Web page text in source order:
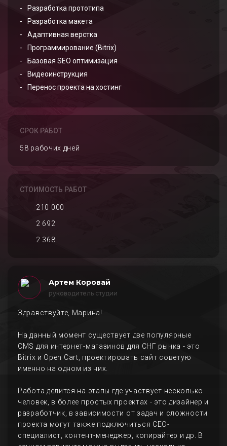
Разработка прототипа
Разработка макета
Адаптивная верстка
Программирование (Bitrix)
Базовая SEO оптимизация
Видеоинструкция
Перенос проекта на хостинг
СРОК РАБОТ
58 рабочих дней
СТОИМОСТЬ РАБОТ
210 000
2 692
2 368
Артем Коровай
руководитель студии
Здравствуйте, Марина!
На данный момент существует две популярные
CMS для интернет-магазинов для СНГ рынка - это
Bitrix и Open Cart, проектировать сайт советую
именно на одном из них.
Работа делится на этапы где участвует несколько
человек, в более простых проектах - это дизайнер и
разработчик, в зависимости от задач и сложности
проекта могут также подключиться СЕО-
специалист, контент-менеджер, копирайтер и др. В